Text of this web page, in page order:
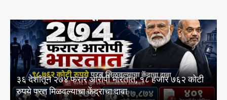
आयआयएमसी द्वारे इंग्रजी आणि मराठी पत्रकारिता
अभ्यासक्रमांसाठी 13 ऑगस्ट रोजी थेट प्रवेश प्रक्रियेचे
आयोजन